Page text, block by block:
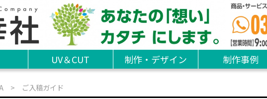
UV＆CUT 制作・デザイン 制作事例
> ご入稿ガイド